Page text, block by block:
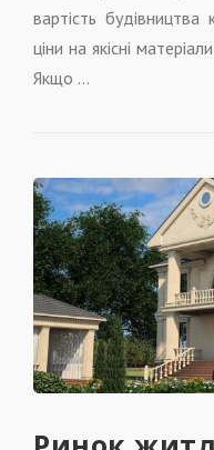
вартість будівництва
ціни на якісні
Якщо …